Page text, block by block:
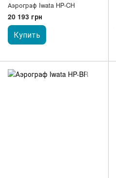
Аэрограф Iwata HP-CH
20 193 грн
Купить